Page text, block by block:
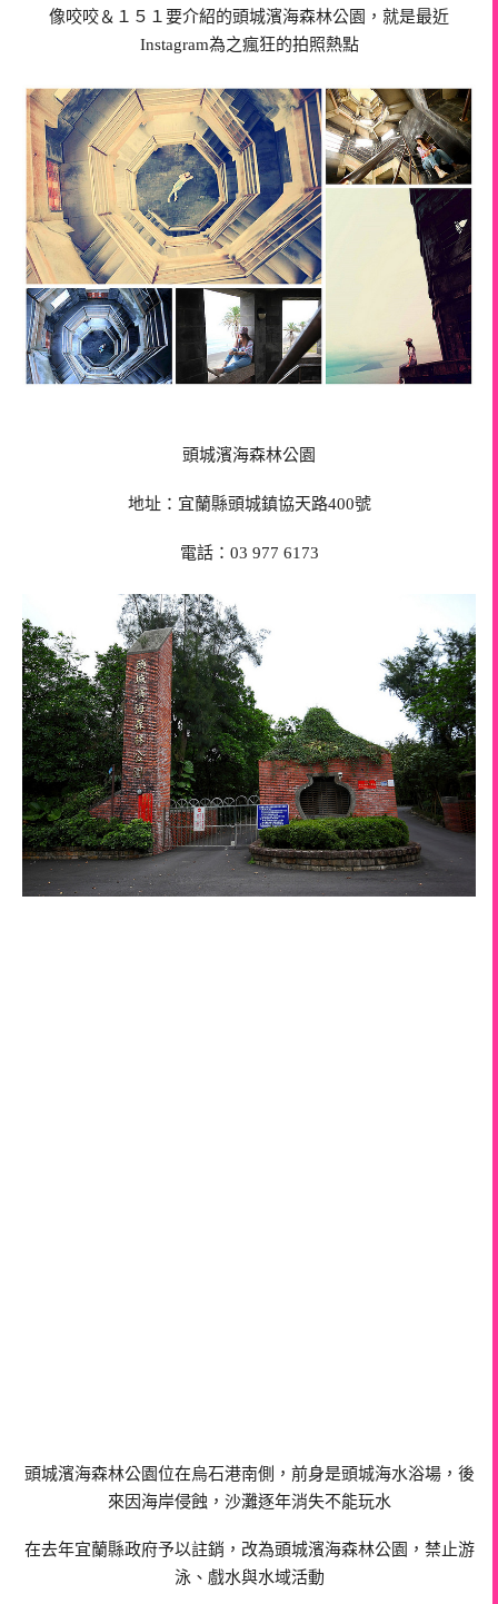
像咬咬＆１５１要介紹的頭城濱海森林公園，就是最近
Instagram為之瘋狂的拍照熱點
頭城濱海森林公園
地址：宜蘭縣頭城鎮協天路400號
電話：03 977 6173
頭城濱海森林公園位在烏石港南側，前身是頭城海水浴場，後
來因海岸侵蝕，沙灘逐年消失不能玩水
在去年宜蘭縣政府予以註銷，改為頭城濱海森林公園，禁止游
泳、戲水與水域活動